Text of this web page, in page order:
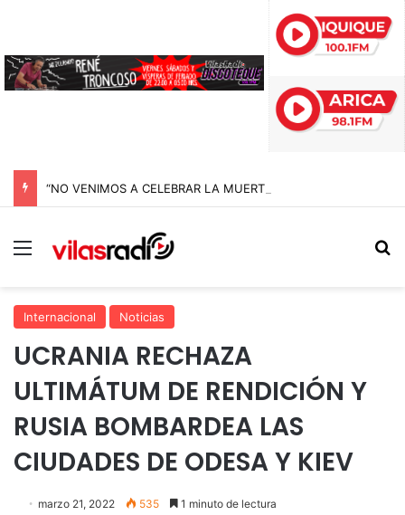
Menú
Internacional Noticias
UCRANIA RECHAZA
ULTIMÁTUM DE RENDICIÓN Y
RUSIA BOMBARDEA LAS
CIUDADES DE ODESA Y KIEV
marzo 21, 2022 535 1 minuto de lectura